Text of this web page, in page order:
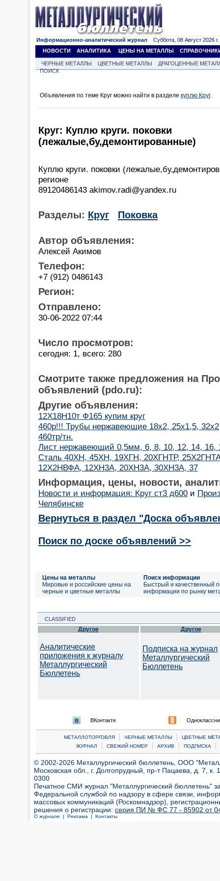
Информационно-аналитический журнал Суббота, 08 Август 2026 г.
НОВОСТИ
АНАЛИТИКА ЦЕНЫ НА МЕТАЛЛЫ
ЧЕРНЫЕ МЕТАЛЛЫ ЦВЕТНЫЕ МЕТАЛЛЫ
ДРАГОЦЕННЫЕ
ПОИСК
Объявления по теме Круг можно найти в разделе куплю Круг.
Круг: Куплю круги. поковки
(лежалые,бу,демонтированные)
Куплю круги. поковки
регионе
89120486143 akimov.radi@yandex.ru
Разделы: Круг Поковка
Автор объявления:
Алексей Акимов
Телефон:
+7 (912) 0486143
Регион:
Отправлено:
30-06-2022 07:44
Число просмотров:
сегодня: 1, всего: 280
Смотрите также предложения на
объявлений (pdo.ru):
Другие объявления:
12Х18Н10т Ф165 купим круг
460р!!! Трубы нержавеющие 18х2, 25х1,5,
460тр/тн.
Лист нержавеющий 0,5мм, 6, 8, 10, 12, 14, 16,
Сталь 40ХН, 45ХН, 19ХГН, 20ХГНТР,
12Х2НВФА, 12ХН3А, 20ХН3А, 30ХН3А, 37
Информация, цены, новости,
Новости и информация: Круг ст3 д600 и
Челябинске
Вернуться в раздел "Доска
Поиск по доске объявлений >>
Цены на металлы
Мировые и российские цены на
черные и цветные металлы
Поиск информации
Быстрый и качественный
информации по рынку
CLASSIFIED
Другое
Аналитические
приложения к журналу
Металлургический
Бюллетень
Другое
Подписка на журнал
Металлургический
Бюллетень
ВКонтакте
МЕТАЛЛОТОРГОВЛЯ | ЧЕРНЫЕ МЕТАЛЛЫ |
ЦВЕТНЫЕ
ЖУРНАЛ
| СВЕЖИЙ НОМЕР | АРХИВ | ПОДПИСКА |
© 2002-2026 Металлургический бюллетень, ООО
Московская обл., г. Долгопрудный, пр-т Пацаева, д. 7,
0300
Печатное СМИ журнал "Металлургический бюллетень"
Федеральной службой по надзору в сфере связи,
массовых коммуникаций (Роскомнадзор),
решения о регистрации: серия ПИ № ФС 77 - 85902 от 04
О журнале | Реклама | Контакты